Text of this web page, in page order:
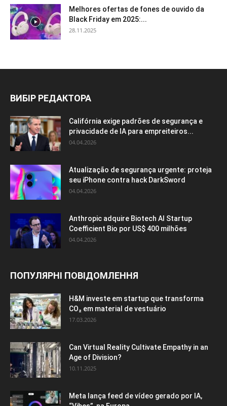
Melhores ofertas de fones de ouvido da
Black Friday em 2025:...
28.11.2025
ВИБІР РЕДАКТОРА
Califórnia exige padrões de segurança e
privacidade de IA para empreiteiros...
04.04.2026
Atualização de segurança urgente: proteja
seu iPhone contra hack DarkSword
04.04.2026
Anthropic adquire Biotech AI Startup
Coefficient Bio por US$ 400 milhões
04.04.2026
ПОПУЛЯРНІ ПОВІДОМЛЕННЯ
H&M investe em startup que transforma
CO₂ em material de vestuário
17.03.2026
Can Virtual Reality Cultivate Empathy in an
Age of Division?
10.11.2025
Meta lança feed de vídeo gerado por IA,